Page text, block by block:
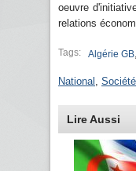
oeuvre
relations
Tags: Algérie GB
National Société
Lire Aussi